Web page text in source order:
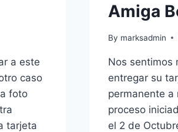
a este
caso
foto
tarjeta
Amiga
By marksadmin
Nos sentimos
entregar su
permanente a
proceso
el 2 de